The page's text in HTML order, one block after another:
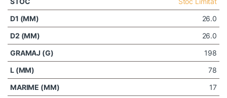
26.0
26.0
198
78
17